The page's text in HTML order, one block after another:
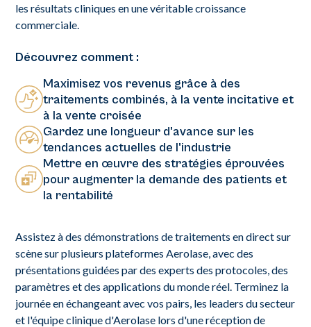
les résultats cliniques en une véritable croissance
commerciale.
Découvrez comment :
Maximisez vos revenus grâce à des
traitements combinés, à la vente incitative et
à la vente croisée
Gardez une longueur d'avance sur les
tendances actuelles de l'industrie
Mettre en œuvre des stratégies éprouvées
pour augmenter la demande des patients et
la rentabilité
Assistez à des démonstrations de traitements en direct sur
scène sur plusieurs plateformes Aerolase, avec des
présentations guidées par des experts des protocoles, des
paramètres et des applications du monde réel. Terminez la
journée en échangeant avec vos pairs, les leaders du secteur
et l'équipe clinique d'Aerolase lors d'une réception de